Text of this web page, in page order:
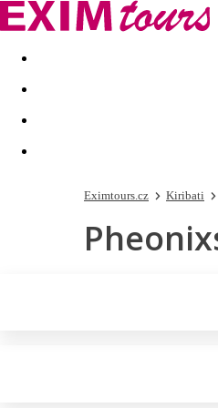
Akční nabídky Last minute
Eximtours.cz Kiribati